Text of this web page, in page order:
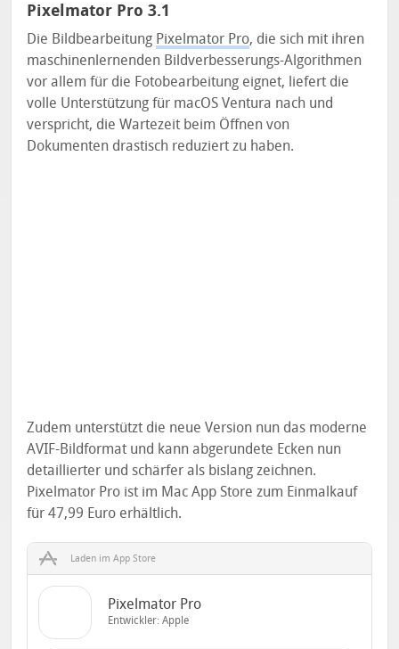
Pixelmator Pro 3.1
Die Bildbearbeitung Pixelmator Pro, die sich mit ihren
maschinenlernenden Bildverbesserungs-Algorithmen
vor allem für die Fotobearbeitung eignet, liefert die
volle Unterstützung für macOS Ventura nach und
verspricht, die Wartezeit beim Öffnen von
Dokumenten drastisch reduziert zu haben.
Zudem unterstützt die neue Version nun das moderne
AVIF-Bildformat und kann abgerundete Ecken nun
detaillierter und schärfer als bislang zeichnen.
Pixelmator Pro ist im Mac App Store zum Einmalkauf
für 47,99 Euro erhältlich.
Laden im App Store
Pixelmator Pro
Entwickler:Apple